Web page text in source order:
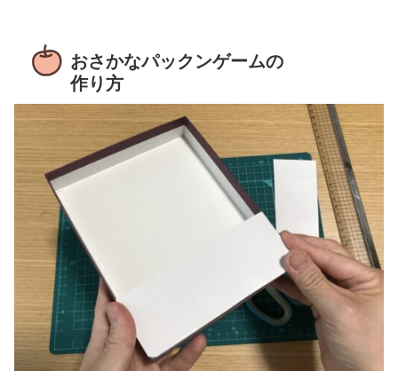
おさかなパックンゲームの
作り方